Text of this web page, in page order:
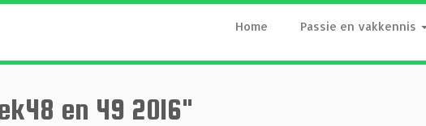
Home Passie en vakkennis
en 49 2016"